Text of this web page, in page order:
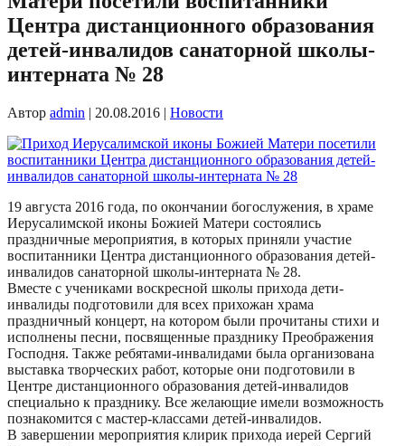
Центра дистанционного образования
детей-инвалидов санаторной школы-
интерната № 28
Автор admin | 20.08.2016 | Новости
19 августа 2016 года, по окончании богослужения, в храме
Иерусалимской иконы Божией Матери состоялись
праздничные мероприятия, в которых приняли участие
воспитанники Центра дистанционного образования детей-
инвалидов санаторной школы-интерната № 28.
Вместе с учениками воскресной школы прихода дети-
инвалиды подготовили для всех прихожан храма
праздничный концерт, на котором были прочитаны стихи и
исполнены песни, посвященные празднику Преображения
Господня. Также ребятами-инвалидами была организована
выставка творческих работ, которые они подготовили в
Центре дистанционного образования детей-инвалидов
специально к празднику. Все желающие имели возможность
познакомится с мастер-классами детей-инвалидов.
В завершении мероприятия клирик прихода иерей Сергий